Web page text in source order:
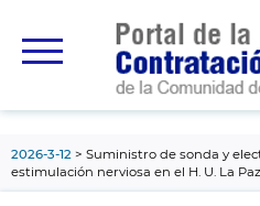
principal
2026-3-12
Suministro de sonda y
estimulación nerviosa en el H. U. La Paz